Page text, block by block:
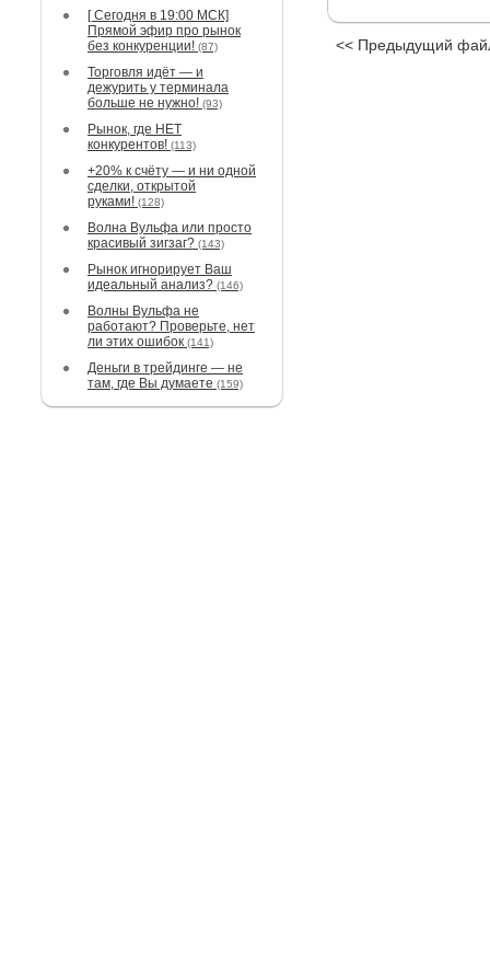
[ Сегодня в 19:00 МСК]
Прямой эфир про рынок
без конкуренции! (87)
Торговля идёт — и
дежурить у терминала
больше не нужно! (93)
Рынок, где НЕТ
конкурентов! (113)
+20% к счёту — и ни одной
сделки, открытой
руками! (128)
Волна Вульфа или просто
красивый зигзаг? (143)
Рынок игнорирует Ваш
идеальный анализ? (146)
Волны Вульфа не
работают? Проверьте, нет
ли этих ошибок (141)
Деньги в трейдинге — не
там, где Вы думаете (159)
<< Предыдущий